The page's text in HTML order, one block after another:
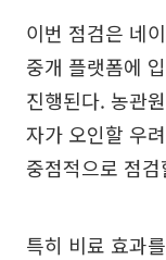
이번 점검은 네
중개 플랫폼에
진행된다. 농관
자가 오인할 우
중점적으로 점
특히 비료 효과